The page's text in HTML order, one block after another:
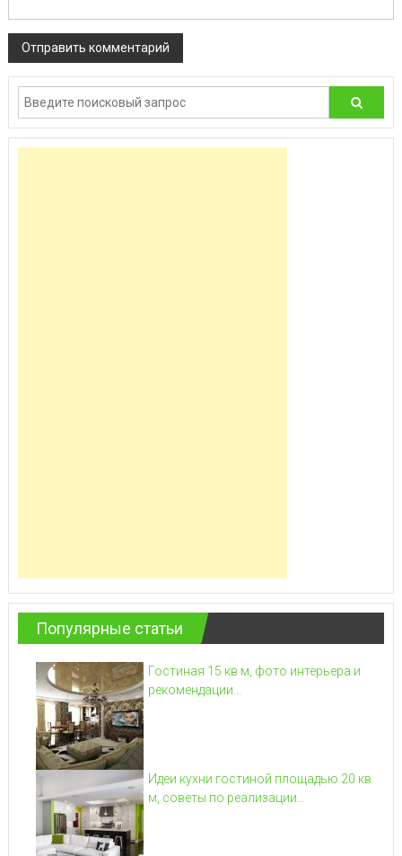
Популярные статьи
Гостиная 15 кв м, фото интерьера и
рекомендации...
Идеи кухни гостиной площадью 20 кв
м, советы по реализации...